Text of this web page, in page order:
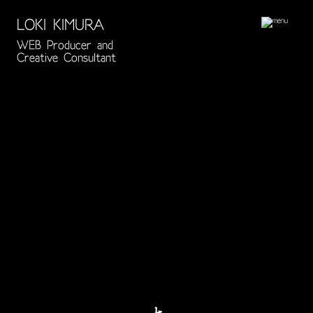
LOKI KIMURA
WEB Producer and
Creative Consultant